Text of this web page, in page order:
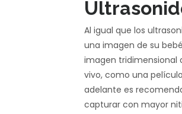
Al igual que los
una imagen de su
imagen tridimensional
vivo, como una
adelante es
capturar con mayor